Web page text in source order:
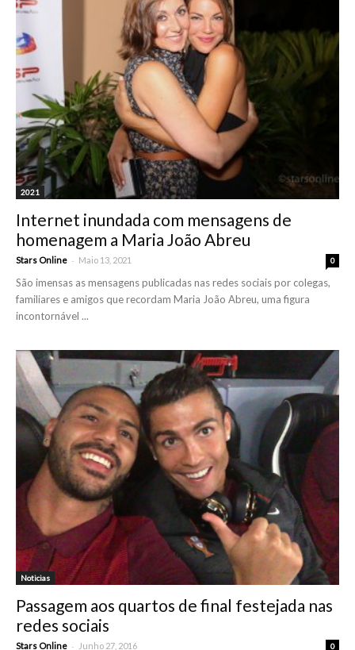
2021
Internet inundada com mensagens de
homenagem a Maria João Abreu
Stars Online - Maio 13, 2021 0
São imensas as mensagens publicadas nas redes sociais por colegas,
familiares e amigos que recordam Maria João Abreu, uma figura
incontornável ...
Noticias
Passagem aos quartos de final festejada nas
redes sociais
Stars Online - Junho 27, 2016 0